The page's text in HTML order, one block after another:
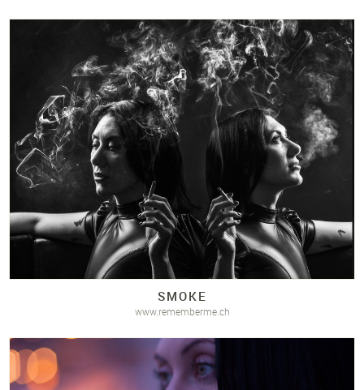
SMOKE
www.rememberme.ch